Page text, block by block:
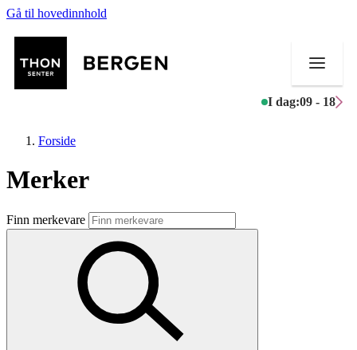
Gå til hovedinnhold
I dag:09 - 18
Butikker
Mat og drikke
Aktiviteter
Forside
Merker
Finn merkevare